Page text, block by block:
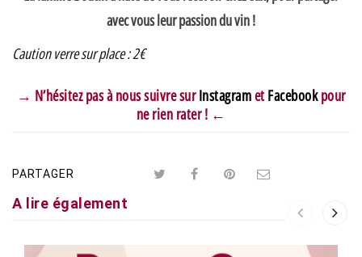
avec vous leur passion du vin !
Caution verre sur place : 2€
→ N’hésitez pas à nous suivre surInstagramet Facebookpour
ne rien rater ! ←
PARTAGER
A lire également